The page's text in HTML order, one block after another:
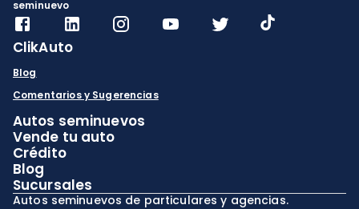
seminuevo
ClikAuto
Blog
Comentarios y Sugerencias
Autos seminuevos
Vende tu auto
Crédito
Blog
Sucursales
Autos seminuevos de particulares y agencias.